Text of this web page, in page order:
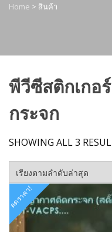
Home > สินค้า
พีวีซีสติกเกอ
กระจก
SHOWING ALL 3
ลดราคา!